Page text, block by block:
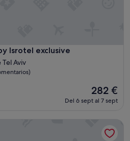
Isrotel exclusive
exclusive
Aviv
El
precio
282 €
282 €
Del 6 sept al 7 sept